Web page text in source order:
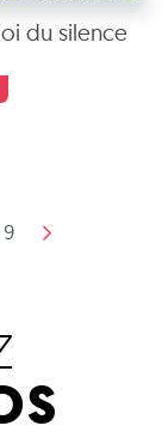
du silence
9